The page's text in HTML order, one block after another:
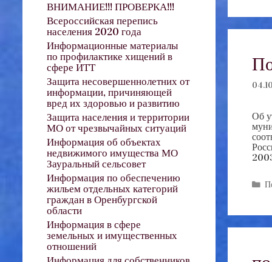
Об
ВНИМАНИЕ!!! ПРОВЕРКА!!!
Всероссийская перепись
населения 2020 года
Информационные материалы
по профилактике хищений в
сфере ИТТ
Защита несовершеннолетних от
информации, причиняющей
вред их здоровью и развитию
Защита населения и территории
МО от чрезвычайных ситуаций
Информация об объектах
недвижимого имущества МО
Зауральный сельсовет
Информация по обеспечению
жильем отдельных категорий
граждан в Оренбургской
области
Информация в сфере
земельных и имущественных
отношений